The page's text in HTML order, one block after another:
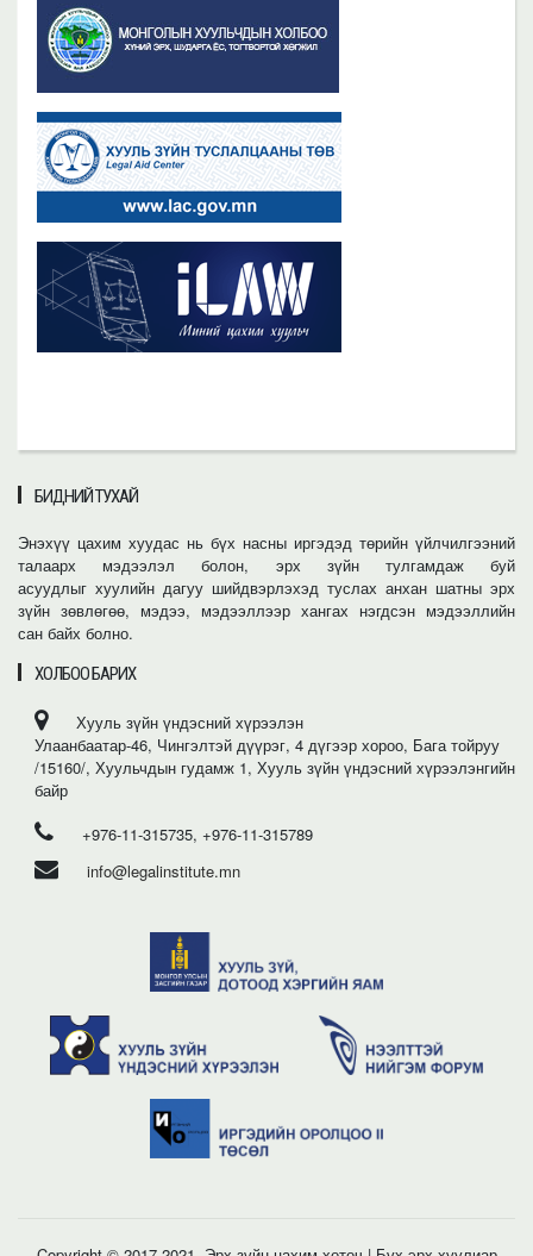
БИДНИЙ ТУХАЙ
Энэхүү цахим хуудас нь бүх насны иргэдэд төрийн үйлчилгээний
талаарх мэдээлэл болон, эрх зүйн тулгамдаж буй
асуудлыг хуулийн дагуу шийдвэрлэхэд туслах анхан шатны эрх
зүйн зөвлөгөө, мэдээ, мэдээллээр хангах нэгдсэн мэдээллийн
сан байх болно.
ХОЛБОО БАРИХ
Хууль зүйн үндэсний хүрээлэн
Улаанбаатар-46, Чингэлтэй дүүрэг, 4 дүгээр хороо, Бага тойруу
/15160/, Хуульчдын гудамж 1, Хууль зүйн үндэсний хүрээлэнгийн
байр
+976-11-315735, +976-11-315789
info@legalinstitute.mn